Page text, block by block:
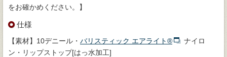
をお確かめください。】
仕様
【素材】10デニール・ バリスティック エアライト®
ナイロ
ン・リップストップ[はっ水加工]